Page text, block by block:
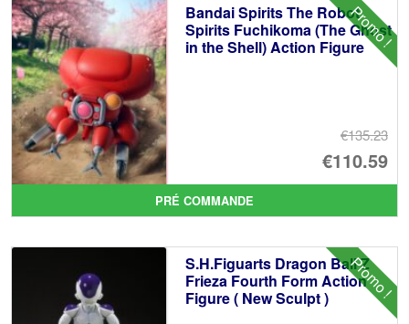
Promo !
Bandai Spirits The Robot
Spirits Fuchikoma (The Ghost
in the Shell) Action Figure
€135.23
Le
€110.59
Le
PRÉ COMMANDE
Promo !
S.H.Figuarts Dragon Ball Z
Frieza Fourth Form Action
Figure ( New Sculpt )